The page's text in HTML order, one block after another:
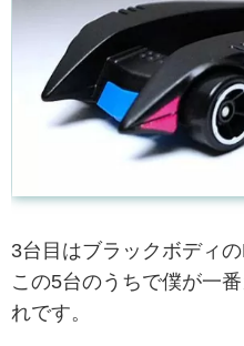
3台目はブラックボディの
この5台のうちで僕が一
れです。